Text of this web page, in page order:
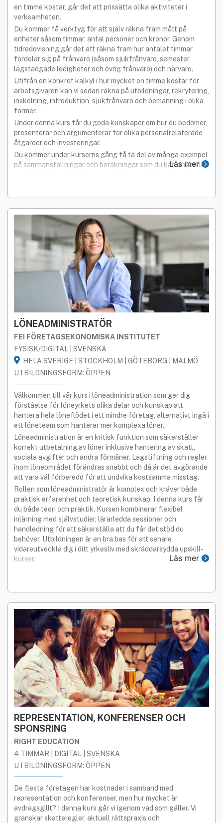
en timme kostar, går det att prissätta olika aktiviteter i
verksamheten.
Du kommer få verktyg för att själv räkna fram mått på
enheter såsom timmar, antal personer och kronor. Genom
tidredovisning går det att räkna fram hur antalet timmar
fördelar sig på frånvaro (såsom sjukfrånvaro, semester,
lagstadgade ledigheter och övrig frånvaro) och närvaro.
Utifrån en konkret kalkyl i hur mycket en timme kostar för
arbetsgivaren kan vi sedan räkna på utbildningar, rekrytering,
inskolning, introduktion, sjukfrånvaro och bemanning i olika
former.
Under denna kurs får du goda kunskaper om hur du bedömer,
presenterar och argumenterar för olika personalrelaterade
åtgärder och investeringar.
Du kommer under kurserns gång få ta del av många exempel
på sammanställningar och beräkningar som du kan använda i
Läs mer
LÖNEADMINISTRATÖR
FEI FÖRETAGSEKONOMISKA INSTITUTET
FYSISK/DIGITAL | SVENSKA
HELA SVERIGE | STOCKHOLM | GÖTEBORG | MALMÖ
UTBILDNINGSFORM: ÖPPEN
Välkommen till vår kurs i löneadministration som ger dig
förståelse för löneyrkets olika delar och kunskap att
hantera hela löneflödet i ett mindre företag, alternativt ingå i
ett löneteam som hanterar mer komplexa löner.
Löneadministration är en kritisk funktion som säkerställer
korrekt utbetalning av löner inklusive hantering av skatt,
sociala avgifter och andra förmåner. Lagstiftning och regler
inom löneområdet förändras snabbt och då är det avgörande
att vara väl förberedd för att undvika kostsamma misstag.
Rollen som löneadministratör är komplex och kräver både
praktisk erfarenhet och teoretisk kunskap. I denna kurs får
du både teori och praktik. Kursen kombinerar flexibel
inlärning med självstudier, lärarledda sessioner och
handledning för att säkerställa att du får det stöd du
behöver. Utbildningen är en bra bas för att senare
vidareutveckla dig i ditt yrkesliv med skräddarsydda upskill-
kurser.
Läs mer
REPRESENTATION, KONFERENSER OCH
SPONSRING
RIGHT EDUCATION
4 TIMMAR | DIGITAL | SVENSKA
UTBILDNINGSFORM: ÖPPEN
De flesta företagen har kostnader i samband med
representation och konferenser, men hur mycket är
avdragsgillt? I denna kurs går vi igenom vad som gäller. Vi
granskar skatteregler, aktuell rättspraxis och